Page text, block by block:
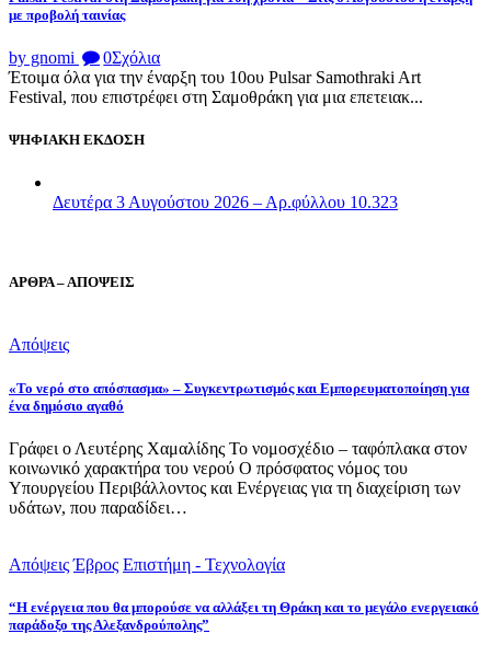
με προβολή ταινίας
by gnomi 0Σχόλια
Έτοιμα όλα για την έναρξη του 10ου Pulsar Samothraki Art
Festival, που επιστρέφει στη Σαμοθράκη για μια επετειακ...
ΨΗΦΙΑΚΗ ΕΚΔΟΣΗ
Δευτέρα 3 Αυγούστου 2026 – Αρ.φύλλου 10.323
ΑΡΘΡΑ – ΑΠΟΨΕΙΣ
Απόψεις
«Το νερό στο απόσπασμα» – Συγκεντρωτισμός και Εμπορευματοποίηση για
ένα δημόσιο αγαθό
Γράφει ο Λευτέρης Χαμαλίδης Το νομοσχέδιο – ταφόπλακα στον
κοινωνικό χαρακτήρα του νερού Ο πρόσφατος νόμος του
Υπουργείου Περιβάλλοντος και Ενέργειας για τη διαχείριση των
υδάτων, που παραδίδει…
Απόψεις Έβρος Επιστήμη - Τεχνολογία
“Η ενέργεια που θα μπορούσε να αλλάξει τη Θράκη και το μεγάλο ενεργειακό
παράδοξο της Αλεξανδρούπολης”